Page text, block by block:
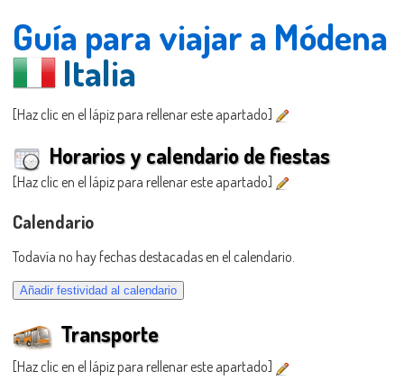
Guía para viajar a Módena
Italia
[Haz clic en el lápiz para rellenar este apartado]
Horarios y calendario de fiestas
[Haz clic en el lápiz para rellenar este apartado]
Calendario
Todavía no hay fechas destacadas en el calendario.
Transporte
[Haz clic en el lápiz para rellenar este apartado]